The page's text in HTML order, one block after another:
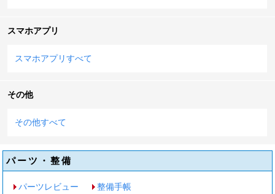
スマホアプリ
スマホアプリすべて
その他
その他すべて
パーツ・整備
パーツレビュー 整備手帳